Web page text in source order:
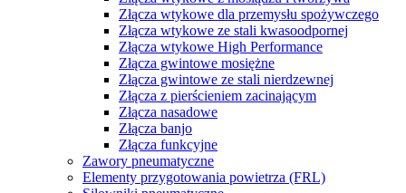
Złącza wtykowe dla przemysłu spożywczego
Złącza wtykowe ze stali kwasoodpornej
Złącza wtykowe High Performance
Złącza gwintowe mosiężne
Złącza gwintowe ze stali nierdzewnej
Złącza z pierścieniem zacinającym
Złącza nasadowe
Złącza banjo
Złącza funkcyjne
Zawory pneumatyczne
Elementy przygotowania powietrza (FRL)